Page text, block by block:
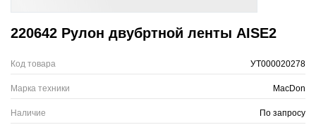
220642 Рулон двубртной ленты AISE2
Код товара УТ000020278
Марка техники MacDon
Наличие По запросу